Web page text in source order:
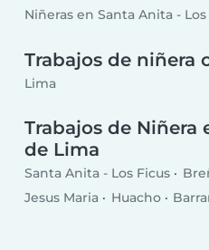
Niñeras en Santa Anita -
Trabajos de niñera
Lima
Trabajos de Niñera
de Lima
Santa Anita - Los Ficus
Jesus Maria
Huacho